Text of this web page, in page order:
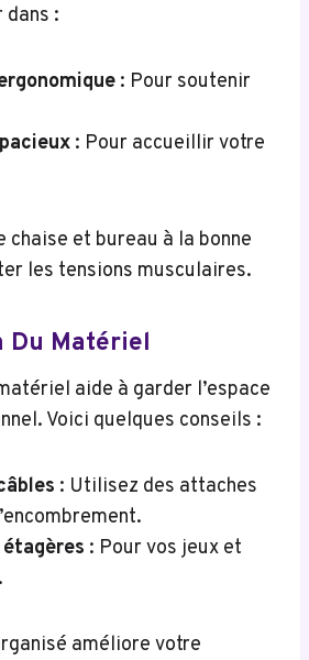
dans :
: Pour soutenir
: Pour accueillir votre
chaise et bureau à la bonne
les tensions musculaires.
Du Matériel
aide à garder l’espace
Voici quelques conseils :
: Utilisez des attaches
: Pour vos jeux et
améliore votre